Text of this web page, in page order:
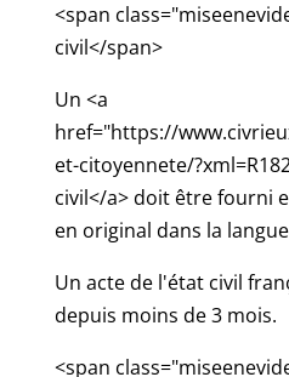
<span
civil</span>
Un <a
href="https://
et-citoyennete/
civil</a> doit être fourni
en original dans la
Un acte de l'état civil
depuis moins de 3 mois.
<span